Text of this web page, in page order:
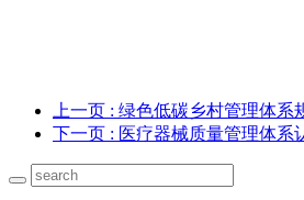
上一页 : 绿色低碳乡村管理体系
下一页 : 医疗器械质量管理体系